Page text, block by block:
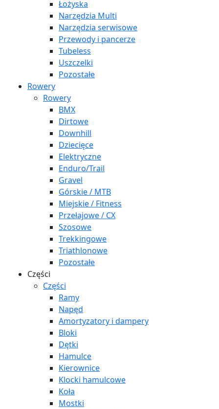
Łożyska
Narzędzia Multi
Narzędzia serwisowe
Przewody i pancerze
Tubeless
Uszczelki
Pozostałe
Rowery
Rowery
BMX
Dirtowe
Downhill
Dziecięce
Elektryczne
Enduro/Trail
Gravel
Górskie / MTB
Miejskie / Fitness
Przełajowe / CX
Szosowe
Trekkingowe
Triathlonowe
Pozostałe
Części
Części
Ramy
Napęd
Amortyzatory i dampery
Bloki
Dętki
Hamulce
Kierownice
Klocki hamulcowe
Koła
Mostki